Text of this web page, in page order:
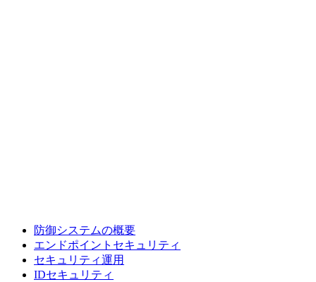
防御システムの概要
エンドポイントセキュリティ
セキュリティ運用
IDセキュリティ